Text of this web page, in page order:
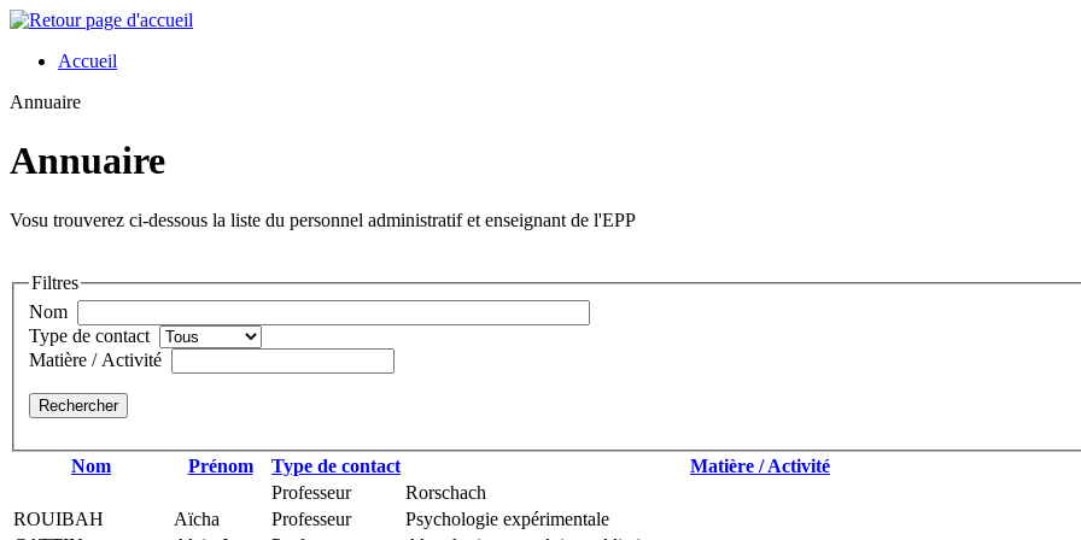
Accueil
Annuaire
Annuaire
Vosu trouverez ci-dessous la liste du personnel administratif et enseignant de l'EPP
Filtres
Nom
Type de contact
Matière / Activité
Nom Prénom Type de contact
Matière / Activité
Professeur
Rorschach
ROUIBAH
Aïcha Professeur
Psychologie expérimentale